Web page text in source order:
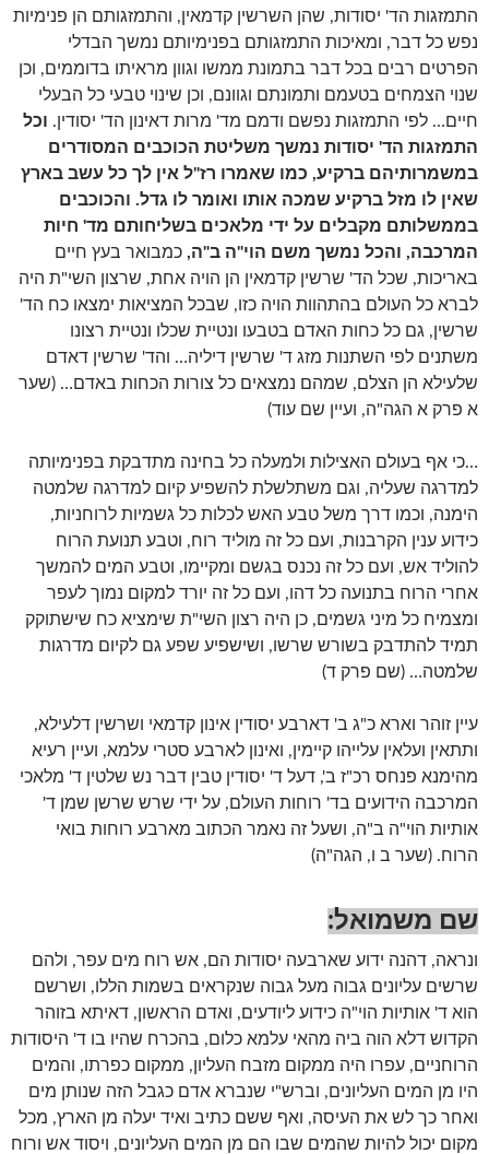
התמזגות הד' יסודות, שהן השרשין קדמאין, והתמזגותם הן פנימיות
נפש כל דבר, ומאיכות התמזגותם בפנימיותם נמשך הבדלי
הפרטים רבים בכל דבר בתמונת ממשו וגוון מראיתו בדוממים, וכן
שנוי הצמחים בטעמם ותמונתם וגוונם, וכן שינוי טבעי כל הבעלי
חיים… לפי התמזגות נפשם ודמם מד' מרות דאינון הד' יסודין. וכל
התמזגות הד' יסודות נמשך משליטת הכוכבים המסודרים
במשמרותיהם ברקיע, כמו שאמרו רז"ל אין לך כל עשב בארץ
שאין לו מזל ברקיע שמכה אותו ואומר לו גדל. והכוכבים
בממשלותם מקבלים על ידי מלאכים בשליחותם מד' חיות
המרכבה, והכל נמשך משם הוי"ה ב"ה, כמבואר בעץ חיים
באריכות, שכל הד' שרשין קדמאין הן הויה אחת, שרצון השי"ת היה
לברא כל העולם בהתהוות הויה כזו, שבכל המציאות ימצאו כח הד'
שרשין, גם כל כחות האדם בטבעו ונטיית שכלו ונטיית רצונו
משתנים לפי השתנות מזג ד' שרשין דיליה… והד' שרשין דאדם
שלעילא הן הצלם, שמהם נמצאים כל צורות הכחות באדם… (שער
א פרק א הגה"ה, ועיין שם עוד)
…כי אף בעולם האצילות ולמעלה כל בחינה מתדבקת בפנימיותה
למדרגה שעליה, וגם משתלשלת להשפיע קיום למדרגה שלמטה
הימנה, וכמו דרך משל טבע האש לכלות כל גשמיות לרוחניות,
כידוע ענין הקרבנות, ועם כל זה מוליד רוח, וטבע תנועת הרוח
להוליד אש, ועם כל זה נכנס בגשם ומקיימו, וטבע המים להמשך
אחרי הרוח בתנועה כל דהו, ועם כל זה יורד למקום נמוך לעפר
ומצמיח כל מיני גשמים, כן היה רצון השי"ת שימציא כח שישתוקק
תמיד להתדבק בשורש שרשו, ושישפיע שפע גם לקיום מדרגות
שלמטה… (שם פרק ד)
עיין זוהר וארא כ"ג ב' דארבע יסודין אינון קדמאי ושרשין דלעילא,
ותתאין ועלאין עלייהו קיימין, ואינון לארבע סטרי עלמא, ועיין רעיא
מהימנא פנחס רכ"ז ב', דעל ד' יסודין טבין דבר נש שלטין ד' מלאכי
המרכבה הידועים בד' רוחות העולם, על ידי שרש שרשן שמן ד'
אותיות הוי"ה ב"ה, ושעל זה נאמר הכתוב מארבע רוחות בואי
הרוח. (שער ב ו, הגה"ה)
שם משמואל:
ונראה, דהנה ידוע שארבעה יסודות הם, אש רוח מים עפר, ולהם
שרשים עליונים גבוה מעל גבוה שנקראים בשמות הללו, ושרשם
הוא ד' אותיות הוי"ה כידוע ליודעים, ואדם הראשון, דאיתא בזוהר
הקדוש דלא הוה ביה מהאי עלמא כלום, בהכרח שהיו בו ד' היסודות
הרוחניים, עפרו היה ממקום מזבח העליון, ממקום כפרתו, והמים
היו מן המים העליונים, וברש"י שנברא אדם כגבל הזה שנותן מים
ואחר כך לש את העיסה, ואף ששם כתיב ואיד יעלה מן הארץ, מכל
מקום יכול להיות שהמים שבו הם מן המים העליונים, ויסוד אש ורוח